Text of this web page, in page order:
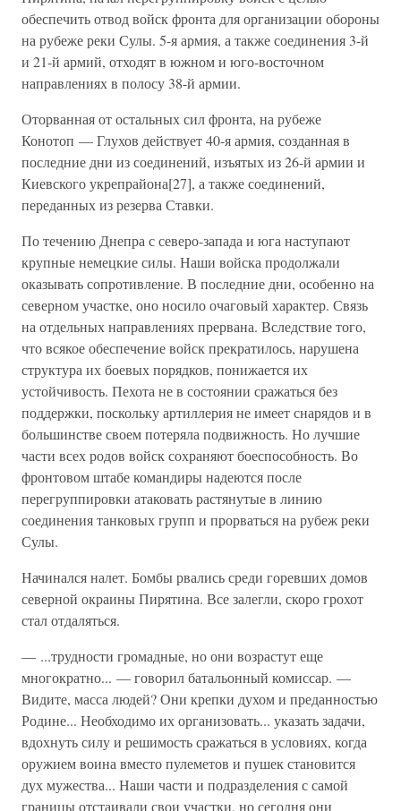
обеспечить отвод войск фронта для организации обороны
на рубеже реки Сулы. 5-я армия, а также соединения 3-й
и 21-й армий, отходят в южном и юго-восточном
направлениях в полосу 38-й армии.
Оторванная от остальных сил фронта, на рубеже
Конотоп — Глухов действует 40-я армия, созданная в
последние дни из соединений, изъятых из 26-й армии и
Киевского укрепрайона[27], а также соединений,
переданных из резерва Ставки.
По течению Днепра с северо-запада и юга наступают
крупные немецкие силы. Наши войска продолжали
оказывать сопротивление. В последние дни, особенно на
северном участке, оно носило очаговый характер. Связь
на отдельных направлениях прервана. Вследствие того,
что всякое обеспечение войск прекратилось, нарушена
структура их боевых порядков, понижается их
устойчивость. Пехота не в состоянии сражаться без
поддержки, поскольку артиллерия не имеет снарядов и в
большинстве своем потеряла подвижность. Но лучшие
части всех родов войск сохраняют боеспособность. Во
фронтовом штабе командиры надеются после
перегруппировки атаковать растянутые в линию
соединения танковых групп и прорваться на рубеж реки
Сулы.
Начинался налет. Бомбы рвались среди горевших домов
северной окраины Пирятина. Все залегли, скоро грохот
стал отдаляться.
— ...трудности громадные, но они возрастут еще
многократно... — говорил батальонный комиссар. —
Видите, масса людей? Они крепки духом и преданностью
Родине... Необходимо их организовать... указать задачи,
вдохнуть силу и решимость сражаться в условиях, когда
оружием воина вместо пулеметов и пушек становится
дух мужества... Наши части и подразделения с самой
границы отстаивали свои участки, но сегодня они